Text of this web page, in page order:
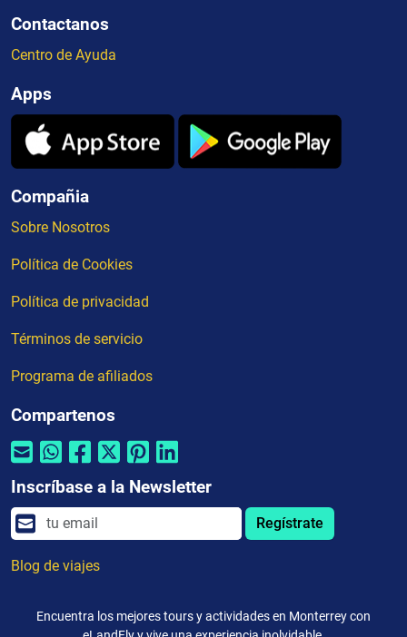
Contactanos
Centro de Ayuda
Apps
Compañia
Sobre Nosotros
Política de Cookies
Política de privacidad
Términos de servicio
Programa de afiliados
Compartenos
Inscríbase a la Newsletter
Regístrate
Blog de viajes
Encuentra los mejores tours y actividades en Monterrey con